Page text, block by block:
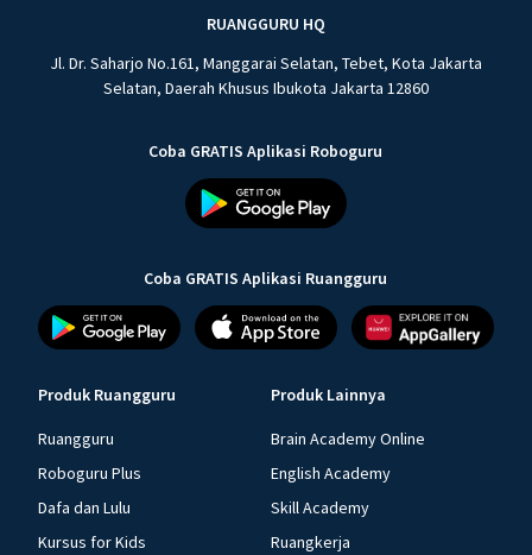
RUANGGURU HQ
Jl. Dr. Saharjo No.161, Manggarai Selatan, Tebet, Kota Jakarta
Selatan, Daerah Khusus Ibukota Jakarta 12860
Coba GRATIS Aplikasi Roboguru
Coba GRATIS Aplikasi Ruangguru
Produk Ruangguru
Ruangguru
Roboguru Plus
Dafa dan Lulu
Kursus for Kids
Produk Lainnya
Brain Academy Online
English Academy
Skill Academy
Ruangkerja